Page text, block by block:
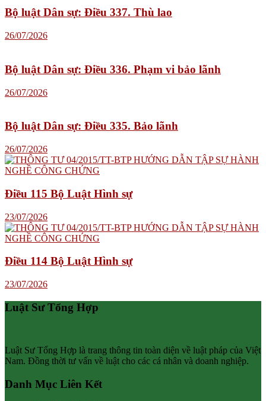
Bộ luật Dân sự: Điều 337. Thù lao
26/07/2026
Bộ luật Dân sự: Điều 336. Phạm vi bảo lãnh
26/07/2026
Bộ luật Dân sự: Điều 335. Bảo lãnh
26/07/2026
Điều 115 Bộ Luật Hình sự
23/07/2026
Điều 114 Bộ Luật Hình sự
23/07/2026
Luật Sư Tổng Hợp
Luật Sư Tổng Hợp là trang thông tin toàn diện về luật pháp của Việt
Nam. Đồng thời tư vấn về luật cho các cá nhân và doanh nghiệp.
Danh Mục Liên Kết